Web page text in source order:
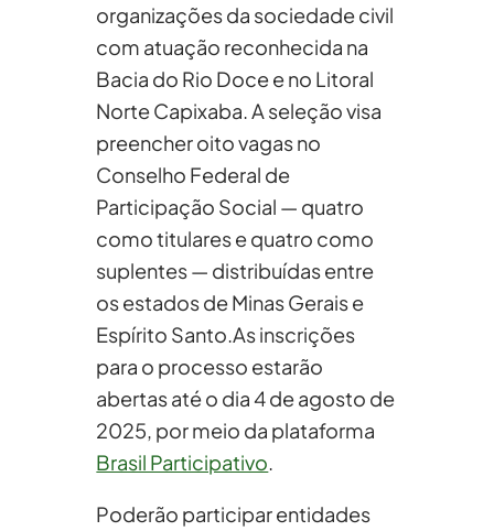
organizações da sociedade civil
com atuação reconhecida na
Bacia do Rio Doce e no Litoral
Norte Capixaba. A seleção visa
preencher oito vagas no
Conselho Federal de
Participação Social — quatro
como titulares e quatro como
suplentes — distribuídas entre
os estados de Minas Gerais e
Espírito Santo.As inscrições
para o processo estarão
abertas até o dia 4 de agosto de
2025, por meio da plataforma
Brasil Participativo.
Poderão participar entidades